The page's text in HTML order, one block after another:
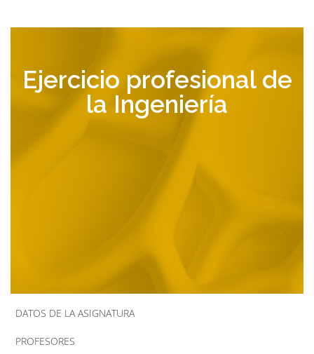
de
a
la
navegación
Ejercicio profesional de
la Ingeniería
DATOS DE LA ASIGNATURA
PROFESORES